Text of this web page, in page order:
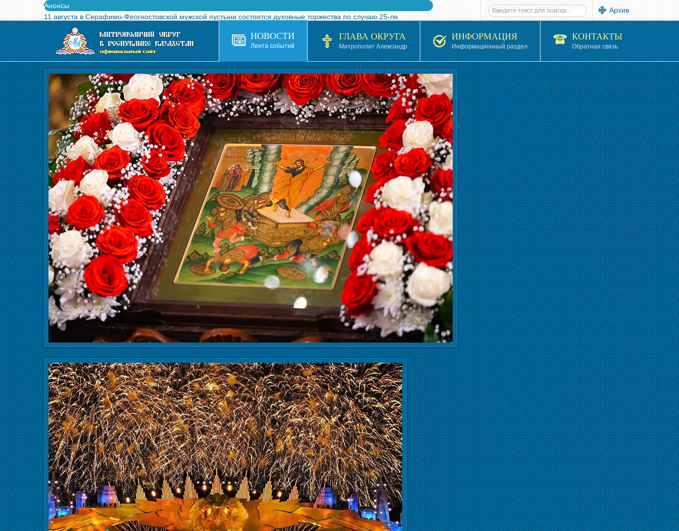
Анонсы
11 августа в Серафимо-Феогностовской мужской пустыни состоятся духовные торжества по случаю 25-ле
Выпущен в свет буклет о проведении Международного турнира по волейболу, посвященного 25-летию обр
Вышел в свет новый номер журнала «Свет Православия в Казахстане»
Вышла в свет монография «Управляющие Алма-Атинской епархией Русской Православной Церкви в 1927–19
Алма-Атинская духовная семинария объявляет прием документов на 2026-2027 учебный год
Архив
НОВОСТИ
Лента событий
ГЛАВА ОКРУГА
Митрополит Александр
ИНФОРМАЦИЯ
Информационный раздел
КОНТАКТЫ
Обратная связь